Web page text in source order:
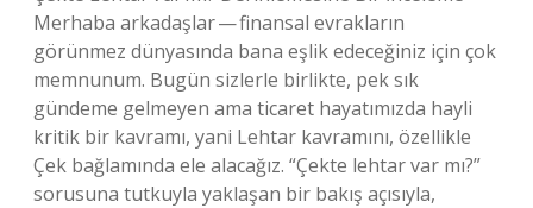
Merhaba arkadaşlar — finansal evrakların
görünmez dünyasında bana eşlik edeceğiniz için çok
memnunum. Bugün sizlerle birlikte, pek sık
gündeme gelmeyen ama ticaret hayatımızda hayli
kritik bir kavramı, yani Lehtar kavramını, özellikle
Çek bağlamında ele alacağız. “Çekte lehtar var mı?”
sorusuna tutkuyla yaklaşan bir bakış açısıyla,